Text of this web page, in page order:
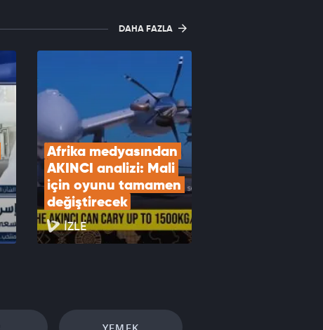
DAHA FAZLA
Afrika medyasından
AKINCI analizi: Mali
için oyunu tamamen
değiştirecek
İZLE